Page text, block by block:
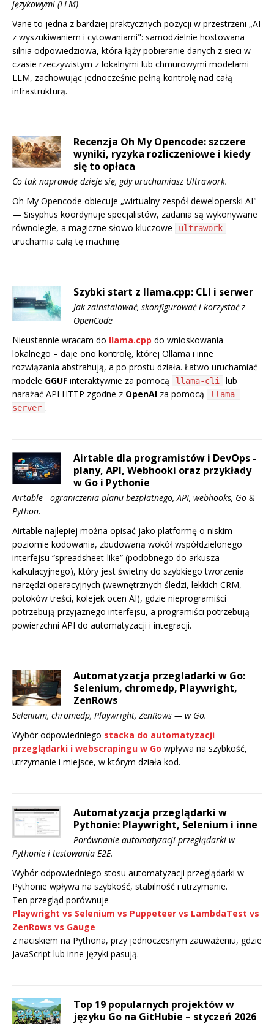
językowymi (LLM)
Vane to jedna z bardziej praktycznych pozycji w przestrzeni „AI
z wyszukiwaniem i cytowaniami": samodzielnie hostowana
silnia odpowiedziowa, która łąży pobieranie danych z sieci w
czasie rzeczywistym z lokalnymi lub chmurowymi modelami
LLM, zachowując jednocześnie pełną kontrolę nad całą
infrastrukturą.
Recenzja Oh My Opencode: szczere
wyniki, ryzyka rozliczeniowe i kiedy
się to opłaca
Co tak naprawdę dzieje się, gdy uruchamiasz Ultrawork.
Oh My Opencode obiecuje „wirtualny zespół deweloperski AI"
— Sisyphus koordynuje specjalistów, zadania są wykonywane
równolegle, a magiczne słowo kluczowe
ultrawork
uruchamia całą tę machinę.
Szybki start z llama.cpp: CLI i serwer
Jak zainstalować, skonfigurować i korzystać z
OpenCode
Nieustannie wracam do llama.cpp do wnioskowania
lokalnego – daje ono kontrolę, której Ollama i inne
rozwiązania abstrahują, a po prostu działa. Łatwo uruchamiać
modele GGUF interaktywnie za pomocą llama-cli
lub
narażać API HTTP zgodne z OpenAI za pomocą
llama-
server .
Airtable dla programistów i DevOps -
plany, API, Webhooki oraz przykłady
w Go i Pythonie
Airtable - ograniczenia planu bezpłatnego, API, webhooks, Go &
Python.
Airtable najlepiej można opisać jako platformę o niskim
poziomie kodowania, zbudowaną wokół współdzielonego
interfejsu “spreadsheet-like” (podobnego do arkusza
kalkulacyjnego), który jest świetny do szybkiego tworzenia
narzędzi operacyjnych (wewnętrznych śledzi, lekkich CRM,
potoków treści, kolejek ocen AI), gdzie nieprogramiści
potrzebują przyjaznego interfejsu, a programiści potrzebują
powierzchni API do automatyzacji i integracji.
Automatyzacja przegladarki w Go:
Selenium, chromedp, Playwright,
ZenRows
Selenium, chromedp, Playwright, ZenRows — w Go.
Wybór odpowiedniego stacka do automatyzacji
przeglądarki i webscrapingu w Go wpływa na szybkość,
utrzymanie i miejsce, w którym działa kod.
Automatyzacja przeglądarki w
Pythonie: Playwright, Selenium i inne
Porównanie automatyzacji przeglądarki w
Pythonie i testowania E2E.
Wybór odpowiedniego stosu automatyzacji przeglądarki w
Pythonie wpływa na szybkość, stabilność i utrzymanie.
Ten przegląd porównuje
Playwright vs Selenium vs Puppeteer vs LambdaTest vs
ZenRows vs Gauge –
z naciskiem na Pythona, przy jednoczesnym zauważeniu, gdzie
JavaScript lub inne języki pasują.
Top 19 popularnych projektów w
języku Go na GitHubie – styczeń 2026